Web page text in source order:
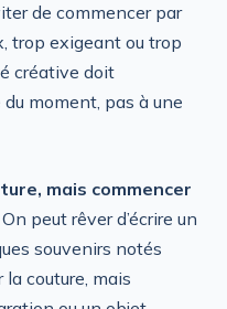
de commencer par
trop exigeant ou trop
créative doit
du moment, pas à une
mais commencer
. On peut rêver d’écrire un
souvenirs notés
couture, mais